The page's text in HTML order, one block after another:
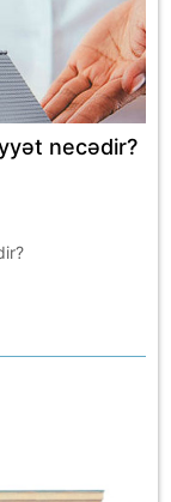
necədir?